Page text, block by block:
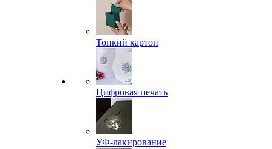
Тонкий картон
Цифровая печать
УФ-лакирование